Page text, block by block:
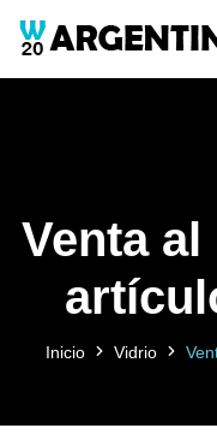
Venta
Inicio Vidrio